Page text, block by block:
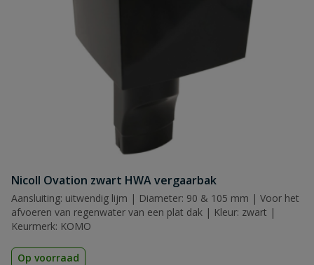
Nicoll Ovation zwart HWA vergaarbak
Aansluiting: uitwendig lijm | Diameter: 90 & 105 mm | Voor het
afvoeren van regenwater van een plat dak | Kleur: zwart |
Keurmerk: KOMO
Op voorraad